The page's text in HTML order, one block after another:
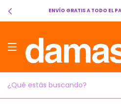
ENVÍO GRATIS A TODO EL